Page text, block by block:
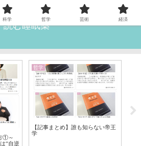
読む睡眠薬
①～
“自逆
哲学
【記事まとめ】誰も知らない帝王
学
科学 哲学 芸術 経済